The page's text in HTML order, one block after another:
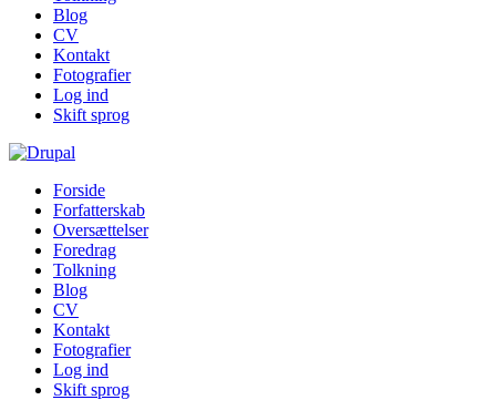
Blog
CV
Kontakt
Fotografier
Log ind
Skift sprog
Forside
Forfatterskab
Oversættelser
Foredrag
Tolkning
Blog
CV
Kontakt
Fotografier
Log ind
Skift sprog